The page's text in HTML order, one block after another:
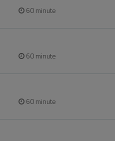
60minute
60minute
60minute